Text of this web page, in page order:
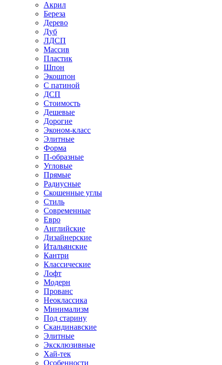
Акрил
Береза
Дерево
Дуб
ЛДСП
Массив
Пластик
Шпон
Экошпон
С патиной
ДСП
Стоимость
Дешевые
Дорогие
Эконом-класс
Элитные
Форма
П-образные
Угловые
Прямые
Радиусные
Скошенные углы
Стиль
Современные
Евро
Английские
Дизайнерские
Итальянские
Кантри
Классические
Лофт
Модерн
Прованс
Неоклассика
Минимализм
Под старину
Скандинавские
Элитные
Эксклюзивные
Хай-тек
Особенности